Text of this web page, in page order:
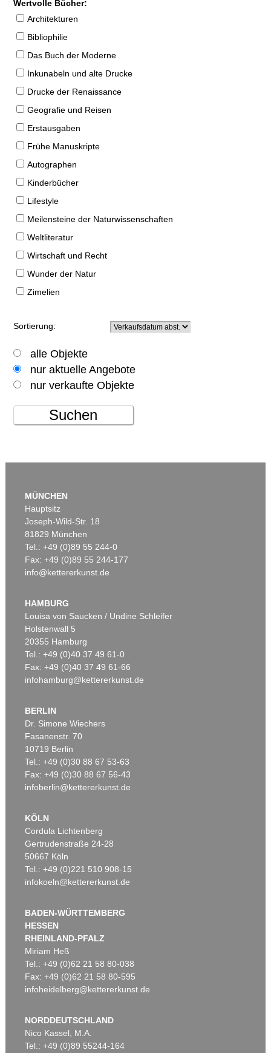
Wertvolle Bücher:
Architekturen
Bibliophilie
Das Buch der Moderne
Inkunabeln und alte Drucke
Drucke der Renaissance
Geografie und Reisen
Erstausgaben
Frühe Manuskripte
Autographen
Kinderbücher
Lifestyle
Meilensteine der Naturwissenschaften
Weltliteratur
Wirtschaft und Recht
Wunder der Natur
Zimelien
Sortierung:
alle Objekte
nur aktuelle Angebote
nur verkaufte Objekte
Suchen
MÜNCHEN
Hauptsitz
Joseph-Wild-Str. 18
81829 München
Tel.: +49 (0)89 55 244-0
Fax: +49 (0)89 55 244-177
info@kettererkunst.de
HAMBURG
Louisa von Saucken / Undine Schleifer
Holstenwall 5
20355 Hamburg
Tel.: +49 (0)40 37 49 61-0
Fax: +49 (0)40 37 49 61-66
infohamburg@kettererkunst.de
BERLIN
Dr. Simone Wiechers
Fasanenstr. 70
10719 Berlin
Tel.: +49 (0)30 88 67 53-63
Fax: +49 (0)30 88 67 56-43
infoberlin@kettererkunst.de
KÖLN
Cordula Lichtenberg
Gertrudenstraße 24-28
50667 Köln
Tel.: +49 (0)221 510 908-15
infokoeln@kettererkunst.de
BADEN-WÜRTTEMBERG
HESSEN
RHEINLAND-PFALZ
Miriam Heß
Tel.: +49 (0)62 21 58 80-038
Fax: +49 (0)62 21 58 80-595
infoheidelberg@kettererkunst.de
NORDDEUTSCHLAND
Nico Kassel, M.A.
Tel.: +49 (0)89 55244-164